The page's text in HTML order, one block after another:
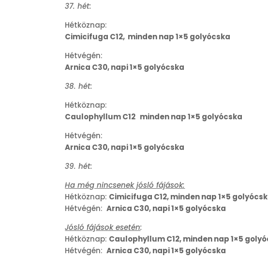
37. hét:
Hétköznap:
Cimicifuga C12, minden nap 1×5 golyócska
Hétvégén:
Arnica C30, napi 1×5 golyócska
38. hét:
Hétköznap:
Caulophyllum C12 minden nap 1×5 golyócska
Hétvégén:
Arnica C30, napi 1×5 golyócska
39. hét:
Ha még nincsenek jósló fájások:
Hétköznap: Cimicifuga C12, minden nap 1×5
Hétvégén:Arnica C30, napi 1×5 golyócska
Jósló fájások esetén:
Hétköznap: Caulophyllum C12, minden nap 1×5
Hétvégén:Arnica C30, napi 1×5 golyócska